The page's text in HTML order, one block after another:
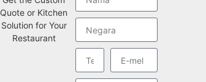
Quote or Kitchen
Solution for Your
Restaurant